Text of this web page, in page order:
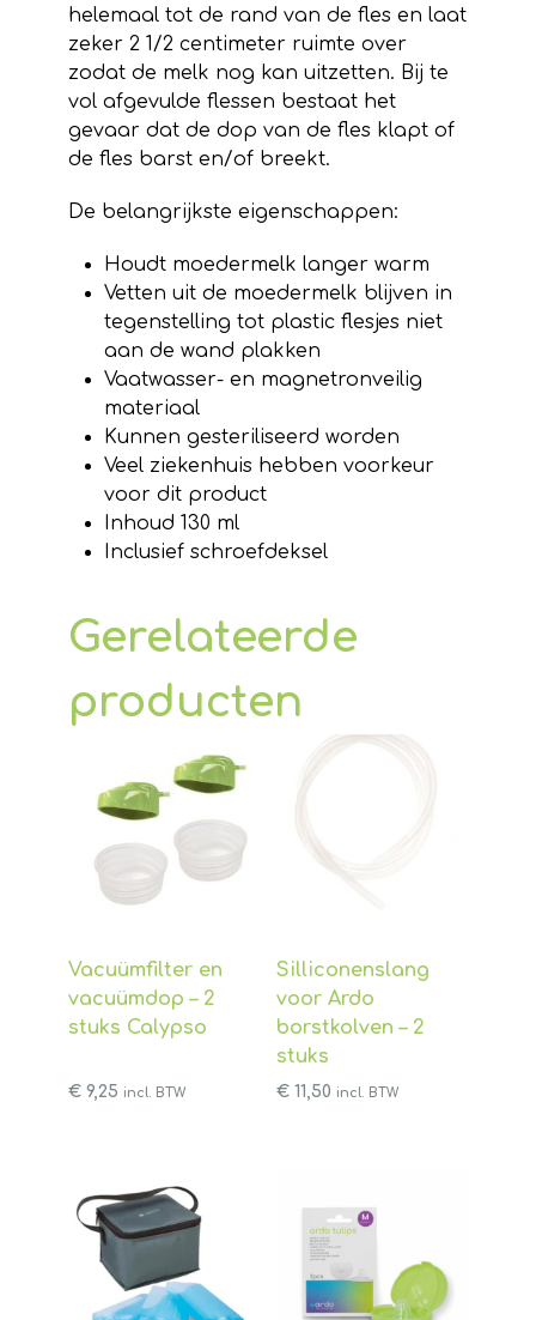
helemaal tot de rand van de fles en laat
zeker 2 1/2 centimeter ruimte over
zodat de melk nog kan uitzetten. Bij te
vol afgevulde flessen bestaat het
gevaar dat de dop van de fles klapt of
de fles barst en/of breekt.
De belangrijkste eigenschappen:
Houdt moedermelk langer warm
Vetten uit de moedermelk blijven in
tegenstelling tot plastic flesjes niet
aan de wand plakken
Vaatwasser- en magnetronveilig
materiaal
Kunnen gesteriliseerd worden
Veel ziekenhuis hebben voorkeur
voor dit product
Inhoud 130 ml
Inclusief schroefdeksel
Gerelateerde
producten
Vacuümfilter en
vacuümdop – 2
stuks Calypso
€9,25 incl. BTW
Silliconenslang
voor Ardo
borstkolven – 2
stuks
€11,50 incl. BTW